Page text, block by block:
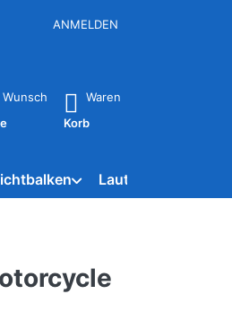
ANMELDEN
Eingabetaste, um alle
Wunsch
Waren
Korb
Lautsprecher